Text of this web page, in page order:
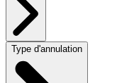
Type d'annulation